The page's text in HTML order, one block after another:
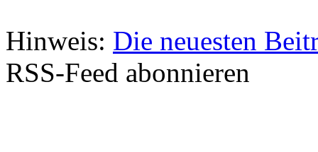
Hinweis: Die neuesten
RSS-Feed abonnieren